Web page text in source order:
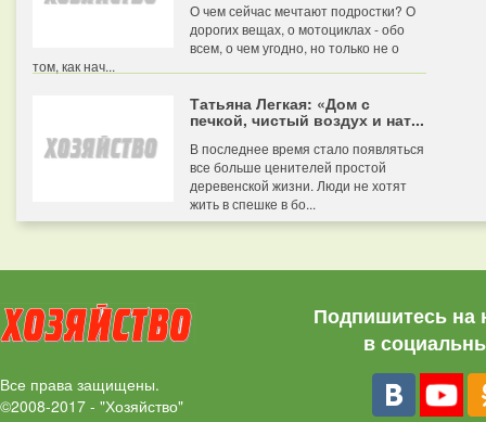
О чем сейчас мечтают подростки? О
дорогих вещах, о мотоциклах - обо
всем, о чем угодно, но только не о
том, как нач...
Татьяна Легкая: «Дом с
печкой, чистый воздух и нат...
В последнее время стало появляться
все больше ценителей простой
деревенской жизни. Люди не хотят
жить в спешке в бо...
Все права защищены.
©2008-2017 - "Хозяйство"
Подпишитесь на
в